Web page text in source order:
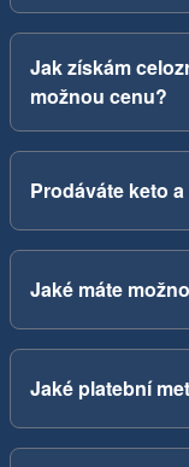
Jak získám
možnou cenu?
Prodáváte keto
Jaké máte
Jaké platební